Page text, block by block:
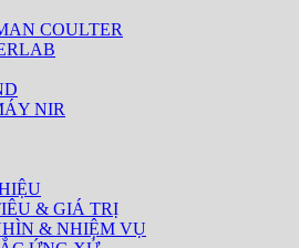
COULTER
NIR
& GIÁ TRỊ
& NHIỆM VỤ